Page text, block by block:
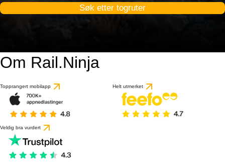
Søk etter togruter
Om Rail.Ninja
Topprangert mobilapp Helt utmerket
Veldig bra vurdert